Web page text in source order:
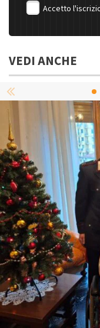
Accetto
VEDI ANCHE